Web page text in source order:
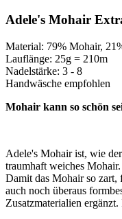
Adele's Mohair
Material: 79% Mohair,
Lauflänge: 25g = 210m
Nadelstärke: 3 - 8
Handwäsche empfohlen
Mohair kann so schön
Adele's Mohair ist, wie
traumhaft weiches Mohair.
Damit das Mohair so
auch noch überaus
Zusatzmaterialien